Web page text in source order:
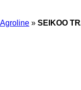
Agroline » SEIKOO